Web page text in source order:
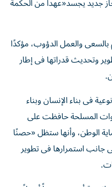
بالسعى والعمل الدؤوب، مؤكدًا
وتحديث قدراتها فى إطار
فى بناء الإنسان وبناء
المسلحة حافظت على
الوطن، وأنها ستظل «حصنًا
جانب استمرارها فى تطوير